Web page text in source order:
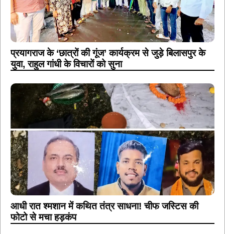
प्रयागराज के ‘छात्रों की गूंज’ कार्यक्रम से जुड़े बिलासपुर के
युवा, राहुल गांधी के विचारों को सुना
आधी रात श्मशान में कथित तंत्र साधना! चीफ जस्टिस की
फोटो से मचा हड़कंप